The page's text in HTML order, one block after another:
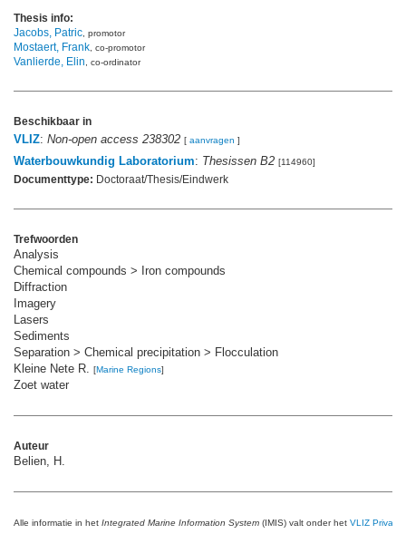
Thesis info:
Jacobs, Patric , promotor
Mostaert, Frank , co-promotor
Vanlierde, Elin , co-ordinator
Beschikbaar in
VLIZ: Non-open access 238302 [ aanvragen ]
Waterbouwkundig Laboratorium: Thesissen B2 [114960]
Documenttype: Doctoraat/Thesis/Eindwerk
Trefwoorden
Analysis
Chemical compounds > Iron compounds
Diffraction
Imagery
Lasers
Sediments
Separation > Chemical precipitation > Flocculation
Kleine Nete R.
[Marine Regions]
Zoet water
Auteur
Belien, H.
Alle informatie in het Integrated Marine Information System (IMIS) valt onder het VLIZ Privacy